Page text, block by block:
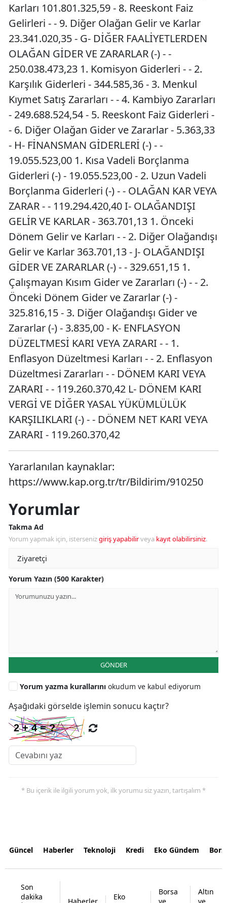
Karları 101.801.325,59 - 8. Reeskont Faiz
Gelirleri - - 9. Diğer Olağan Gelir ve Karlar
23.341.020,35 - G- DİĞER FAALİYETLERDEN
OLAĞAN GİDER VE ZARARLAR (-) - -
250.038.473,23 1. Komisyon Giderleri - - 2.
Karşılık Giderleri - 344.585,36 - 3. Menkul
Kıymet Satış Zararları - - 4. Kambiyo Zararları
- 249.688.524,54 - 5. Reeskont Faiz Giderleri -
- 6. Diğer Olağan Gider ve Zararlar - 5.363,33
- H- FİNANSMAN GİDERLERİ (-) - -
19.055.523,00 1. Kısa Vadeli Borçlanma
Giderleri (-) - 19.055.523,00 - 2. Uzun Vadeli
Borçlanma Giderleri (-) - - OLAĞAN KAR VEYA
ZARAR - - 119.294.420,40 I- OLAĞANDIŞI
GELİR VE KARLAR - 363.701,13 1. Önceki
Dönem Gelir ve Karları - - 2. Diğer Olağandışı
Gelir ve Karlar 363.701,13 - J- OLAĞANDIŞI
GİDER VE ZARARLAR (-) - - 329.651,15 1.
Çalışmayan Kısım Gider ve Zararları (-) - - 2.
Önceki Dönem Gider ve Zararlar (-) -
325.816,15 - 3. Diğer Olağandışı Gider ve
Zararlar (-) - 3.835,00 - K- ENFLASYON
DÜZELTMESİ KARI VEYA ZARARI - - 1.
Enflasyon Düzeltmesi Karları - - 2. Enflasyon
Düzeltmesi Zararları - - DÖNEM KARI VEYA
ZARARI - - 119.260.370,42 L- DÖNEM KARI
VERGİ VE DİĞER YASAL YÜKÜMLÜLÜK
KARŞILIKLARI (-) - - DÖNEM NET KARI VEYA
ZARARI - 119.260.370,42
Yararlanılan kaynaklar:
https://www.kap.org.tr/tr/Bildirim/910250
Yorumlar
Takma Ad
Yorum yapmak için, istersenizgiriş yapabilirveya kayıt olabilirsiniz.
Yorum Yazın (500 Karakter)
GÖNDER
Yorum yazma kurallarını okudum ve kabul ediyorum
Aşağıdaki görselde işlemin sonucu kaçtır?
* Bu içerik ile ilgili yorum yok, ilk yorumu siz yazın, tartışalım *
Güncel Haberler Teknoloji Kredi Eko Gündem
Son
dakika
Eko
Borsa
Altın